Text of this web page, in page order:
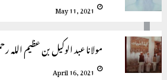
May 11, 2021
مولانا عبد الوکیل بن عظیم اللہ
April 16, 2021